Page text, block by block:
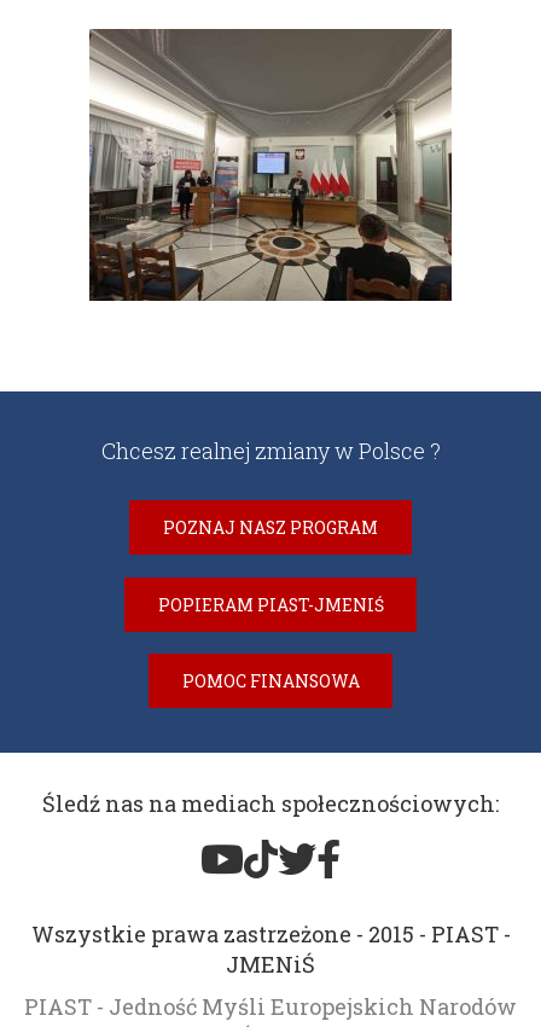
Chcesz realnej zmiany w Polsce ?
POZNAJ NASZ PROGRAM
POPIERAM PIAST-JMENIŚ
POMOC FINANSOWA
Śledź nas na mediach społecznościowych:
Wszystkie prawa zastrzeżone - 2015 - PIAST -
JMENiŚ
PIAST - Jedność Myśli Europejskich Narodów